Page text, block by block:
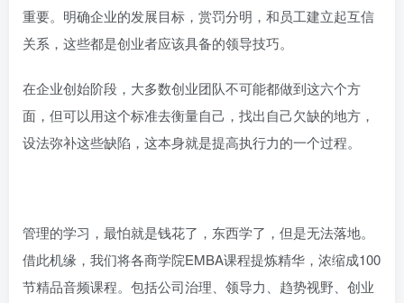
重要。明确企业的发展目标，赏罚分明，和员工建立起互信
关系，这些都是创业者应该具备的领导技巧。
在企业创始阶段，大多数创业团队不可能都做到这六个方
面，但可以用这个标准去衡量自己，找出自己欠缺的地方，
设法弥补这些缺陷，这本身就是提高执行力的一个过程。
管理的学习，最怕就是钱花了，东西学了，但是无法落地。
借此机缘，我们将各商学院EMBA课程提炼精华，浓缩成100
节精品音频课程。包括公司治理、领导力、趋势视野、创业